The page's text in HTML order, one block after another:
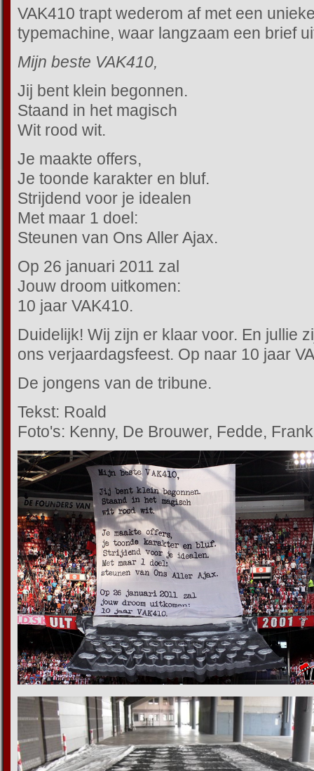
VAK410 trapt wederom af met een
typemachine, waar langzaam een brief
Mijn beste VAK410,
Jij bent klein begonnen.
Staand in het magisch
Wit rood wit.
Je maakte offers,
Je toonde karakter en bluf.
Strijdend voor je idealen
Met maar 1 doel:
Steunen van Ons Aller Ajax.
Op 26 januari 2011 zal
Jouw droom uitkomen:
10 jaar VAK410.
Duidelijk! Wij zijn er klaar voor. En jullie
ons verjaardagsfeest. Op naar 10 jaar
De jongens van de tribune.
Tekst: Roald
Foto's: Kenny, De Brouwer, Fedde, Frank